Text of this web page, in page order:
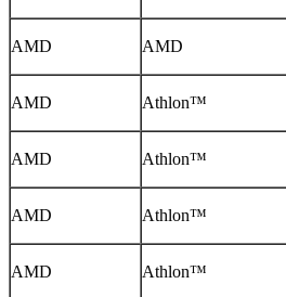
AMD AMD
AMD Athlon™
AMD Athlon™
AMD Athlon™
AMD Athlon™